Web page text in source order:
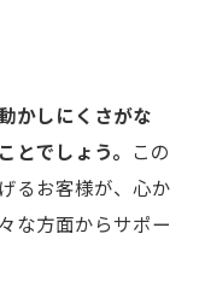
かしにくさがな
とでしょう。 この
るお客様が、心か
な方面からサポー